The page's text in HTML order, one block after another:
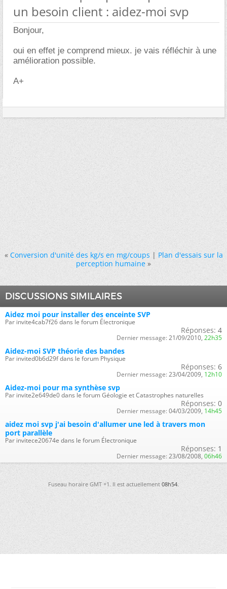
un besoin client : aidez-moi svp
Bonjour,
oui en effet je comprend mieux. je vais réfléchir à une
amélioration possible.
A+
« Conversion d'unité des kg/s en mg/coups|Plan d'essais sur la
perception humaine »
DISCUSSIONS SIMILAIRES
Aidez moi pour installer des enceinte SVP
Par invite4cab7f26 dans le forum Électronique
Réponses: 4
Dernier message: 21/09/2010, 22h35
Aidez-moi SVP théorie des bandes
Par invited0b6d29f dans le forum Physique
Réponses: 6
Dernier message: 23/04/2009, 12h10
Aidez-moi pour ma synthèse svp
Par invite2e649de0 dans le forum Géologie et Catastrophes naturelles
Réponses: 0
Dernier message: 04/03/2009, 14h45
aidez moi svp j'ai besoin d'allumer une led à travers mon
port parallèle
Par invitece20674e dans le forum Électronique
Réponses: 1
Dernier message: 23/08/2008, 06h46
Fuseau horaire GMT +1. Il est actuellement08h54.